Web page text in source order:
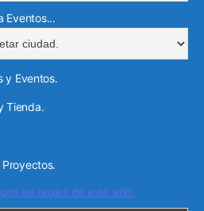
Eventos...
y Eventos.
Tienda.
las reglas de este sitio.